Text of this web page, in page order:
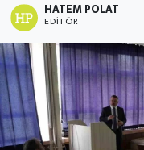
HATEM POLAT
EDITÖR